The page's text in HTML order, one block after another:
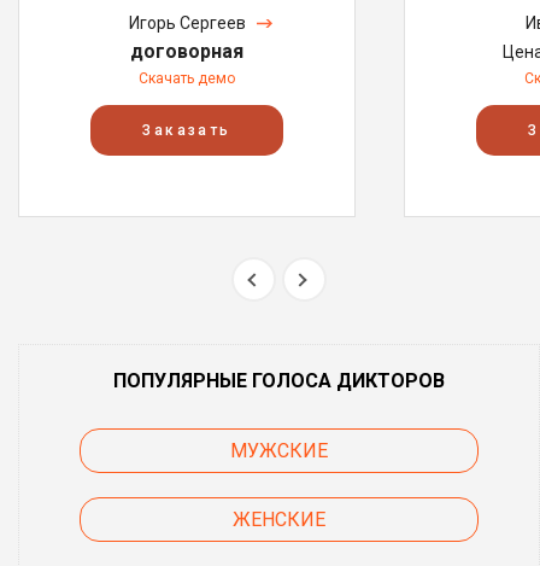
Игорь Сергеев
договорная
Скачать демо
Заказать
ПОПУЛЯРНЫЕ ГОЛОСА ДИКТОРОВ
МУЖСКИЕ
ЖЕНСКИЕ